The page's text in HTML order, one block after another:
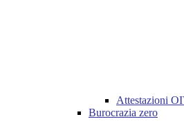
Attestazioni
Burocrazia zero